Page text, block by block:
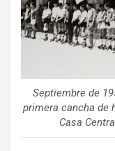
k
Septiembre de
primera cancha de
Casa